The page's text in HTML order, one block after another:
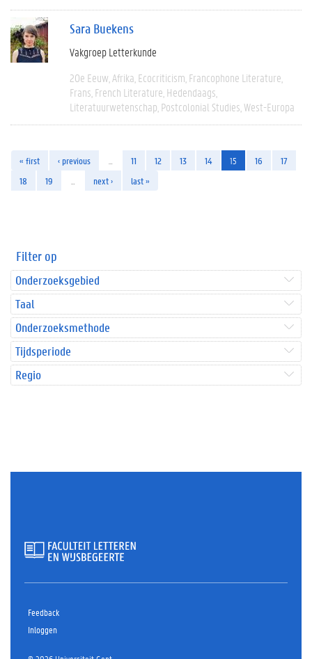
Sara Buekens
Vakgroep Letterkunde
20e Eeuw Afrika Ecocriticism Francophone Literature
Frans French Literature Hedendaags
Literatuurwetenschap Postcolonial Studies West-Europa
« first ‹ previous 11 12 13 14 15 16
17
18
19 next › last »
Filter op
Onderzoeksgebied
Taal
Onderzoeksmethode
Tijdsperiode
Regio
Feedback
Inloggen